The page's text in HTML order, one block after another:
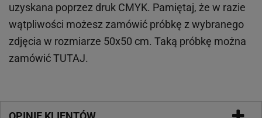
uzyskana poprzez druk CMYK. Pamiętaj, że w razie
wątpliwości możesz zamówić próbkę z wybranego
zdjęcia w rozmiarze 50x50 cm. Taką próbkę można
zamówićTUTAJ.